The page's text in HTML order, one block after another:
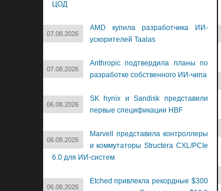
ЦОД
07.08.2026
AMD купила разработчика ИИ-
ускорителей Taalas
07.08.2026
Anthropic подтвердила планы по
разработке собственного ИИ-чипа
06.08.2026
SK hynix и Sandisk представили
первые спецификации HBF
06.08.2026
Marvell представила контроллеры
и коммутаторы Structera CXL/PCIe
6.0 для ИИ-систем
06.08.2026
Etched привлекла рекордные $300